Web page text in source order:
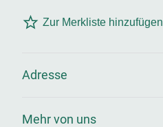
Zur Merkliste hinzufügen
Adresse
Mehr von uns